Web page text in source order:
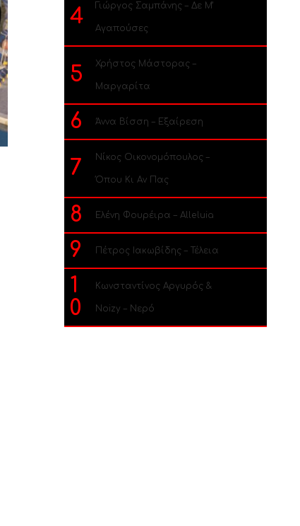
4 Γιώργος Σαμπάνης – Δε Μ’
Αγαπούσες
5 Χρήστος Μάστορας –
Μαργαρίτα
6 Άννα Βίσση – Εξαίρεση
7 Νίκος Οικονομόπουλος –
Όπου Κι Αν Πας
8 Ελένη Φουρέιρα – Alleluia
9 Πέτρος Ιακωβίδης – Τέλεια
1
0
Κωνσταντίνος Αργυρός &
Noizy – Νερό